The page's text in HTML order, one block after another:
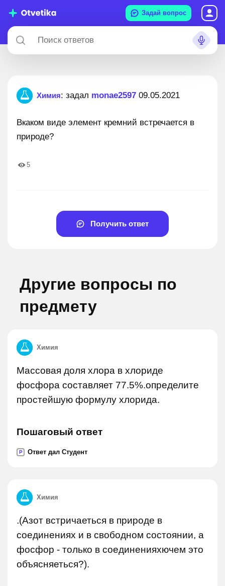
Задай вопрос
Химия: задал monae2597 09.05.2021
Вкаком виде элемент кремний встречается в
природе?
5
Получить ответ
Другие вопросы по
предмету
Химия
Массовая доля хлора в хлориде
фосфора составляет 77.5%.определите
простейшую формулу хлорида.
Пошаговый ответ
P Ответ дал Студент
Химия
.(Азот встричаеться в природе в
соединениях и в свободном состоянии, а
фосфор - только в соединенияхючем это
объясняеться?).